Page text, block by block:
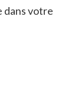
dans votre